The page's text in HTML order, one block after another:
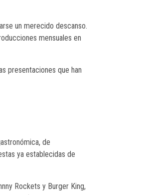
un merecido descanso.
mensuales en
presentaciones que han
de
ya establecidas de
Rockets y Burger King,